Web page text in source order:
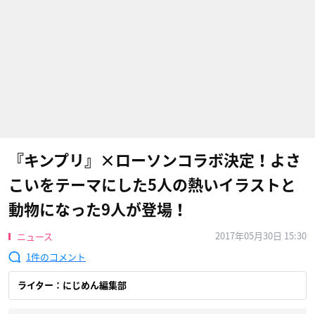
『キンプリ』×ローソンコラボ決定！よさ
こいをテーマにした5人の熱いイラストと
動物になった9人が登場！
ニュース
2017年05月30日 15:30
1
ライター：にじめん編集部